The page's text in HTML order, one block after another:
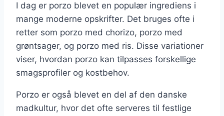
I dag er porzo blevet en populær ingrediens i
mange moderne opskrifter. Det bruges ofte i
retter som porzo med chorizo, porzo med
grøntsager, og porzo med ris. Disse variationer
viser, hvordan porzo kan tilpasses forskellige
smagsprofiler og kostbehov.
Porzo er også blevet en del af den danske
madkultur, hvor det ofte serveres til festlige